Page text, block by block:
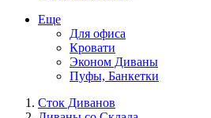
Еще
Для офиса
Кровати
Эконом Диваны
Пуфы, Банкетки
Сток Диванов